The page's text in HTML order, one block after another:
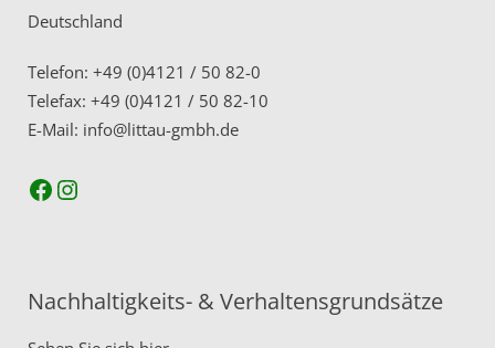
Deutschland
Telefon: +49 (0)4121 / 50 82-0
Telefax: +49 (0)4121 / 50 82-10
E-Mail: info@littau-gmbh.de
Facebook
Instagram
Nachhaltigkeits- & Verhaltensgrundsätze